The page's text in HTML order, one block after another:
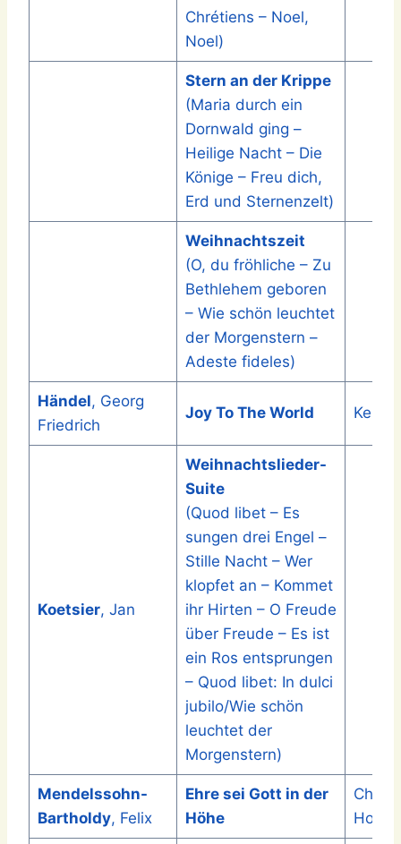
Chrétiens – Noel,
Noel)
Stern an der Krippe
(Maria durch ein
Dornwald ging –
Heilige Nacht – Die
Könige – Freu dich,
Erd und Sternenzelt)
Weihnachtszeit
(O, du fröhliche – Zu
Bethlehem geboren
– Wie schön leuchtet
der Morgenstern –
Adeste fideles)
Händel, Georg
Friedrich
Joy To The World Keith
Koetsier, Jan
Weihnachtslieder-
Suite
(Quod libet – Es
sungen drei Engel –
Stille Nacht – Wer
klopfet an – Kommet
ihr Hirten – O Freude
über Freude – Es ist
ein Ros entsprungen
– Quod libet: In dulci
jubilo/Wie schön
leuchtet der
Morgenstern)
Mendelssohn-
Bartholdy, Felix
Ehre sei Gott in der
Höhe